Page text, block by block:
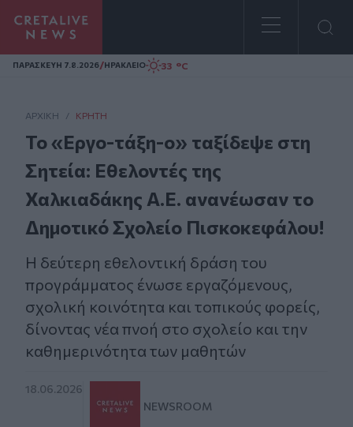
Homepage
ΠΑΡΑΣΚΕΥΗ 7.8.2026/ΗΡΑΚΛΕΙΟ 33 °C
ΑΡΧΙΚΗ / ΚΡΉΤΗ
Το «Εργο-τάξη-ο» ταξίδεψε στη
Σητεία: Εθελοντές της
Χαλκιαδάκης Α.Ε. ανανέωσαν το
Δημοτικό Σχολείο Πισκοκεφάλου!
Η δεύτερη εθελοντική δράση του
προγράμματος ένωσε εργαζόμενους,
σχολική κοινότητα και τοπικούς φορείς,
δίνοντας νέα πνοή στο σχολείο και την
καθημερινότητα των μαθητών
18.06.2026
NEWSROOM